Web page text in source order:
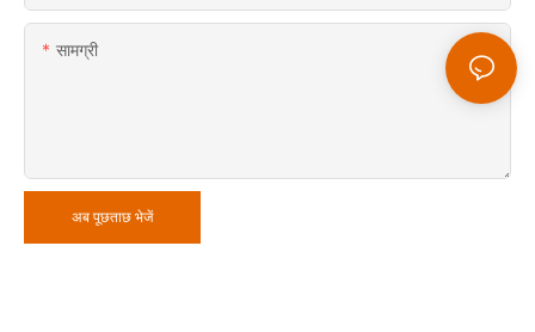
सामग्री
अब पूछताछ भेजें